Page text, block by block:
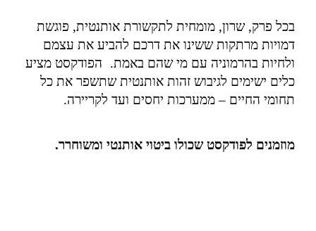
בכל פרק, שרון, מומחית לתקשורת אותנטית, פוגשת
דמויות מרתקות ששינו את דרכם להביע את עצמם
ולחיות בהרמוניה עם מי שהם באמת. הפודקסט מציע
כלים ישימים לגיבוש זהות אותנטית שתשפר את כל
תחומי החיים – ממערכות יחסים ועד לקריירה.
מוזמנים לפודקסט שכולו ביטוי אותנטי ומשוחרר.